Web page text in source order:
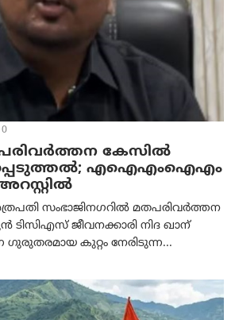
0
കേസിൽ
എഐഎംഐഎം
സംഭാജിനഗറിൽ മതപരിവർത്തന
ടിസിഎസ് ജീവനക്കാരി നിദ ഖാന്
കുറ്റം നേരിടുന്ന...